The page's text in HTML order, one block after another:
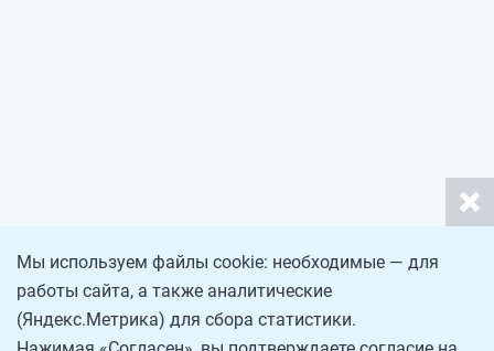
Мы используем файлы cookie: необходимые — для
работы сайта, а также аналитические
(Яндекс.Метрика) для сбора статистики.